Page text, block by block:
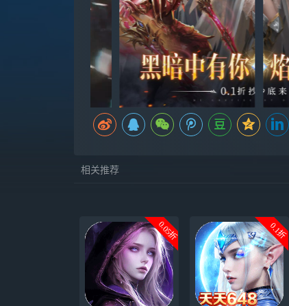
相关推荐
0.05折 0.1折